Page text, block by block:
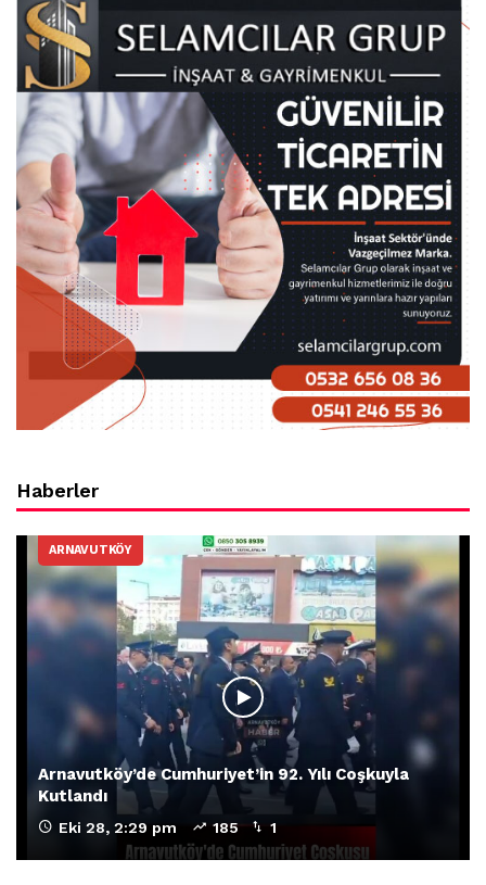
Haberler
ARNAVUTKÖY
Arnavutköy’de Cumhuriyet’in 92. Yılı Coşkuyla
Kutlandı
Eki 28, 2:29 pm 185 1